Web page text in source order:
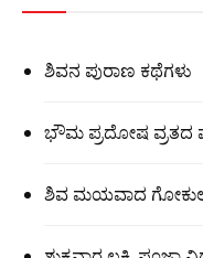
ಶಿವನ ಪುರಾಣ ಕಥೆಗಳು
ಭೌಮ ಪ್ರದೋಷ ವ್ರತದ
ಶಿವ ಮಯವಾದ